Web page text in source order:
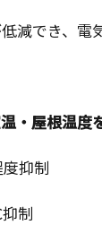
減でき、電
・屋根温度
抑制
制